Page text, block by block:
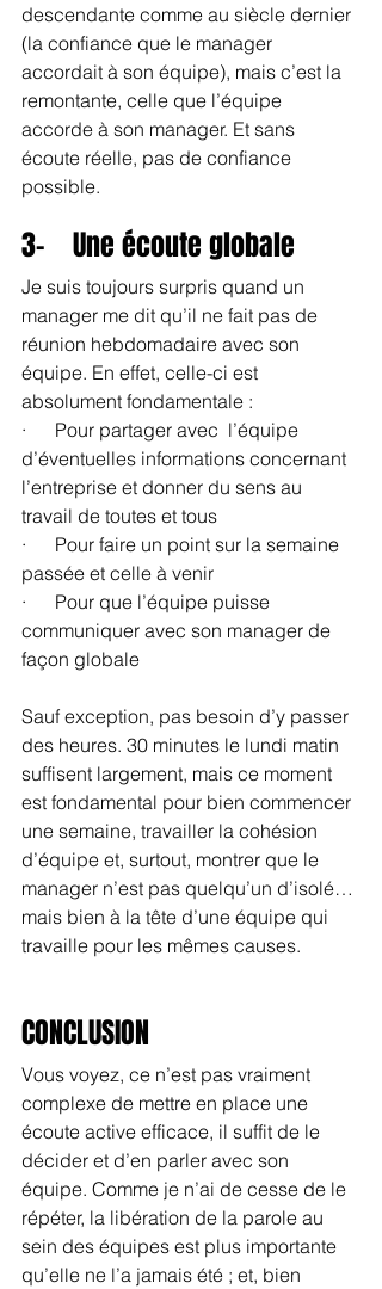
descendante comme au siècle dernier
(la confiance que le manager
accordait à son équipe), mais c’est la
remontante, celle que l’équipe
accorde à son manager. Et sans
écoute réelle, pas de confiance
possible.
3-    Une écoute globale
Je suis toujours surpris quand un
manager me dit qu’il ne fait pas de
réunion hebdomadaire avec son
équipe. En effet, celle-ci est
absolument fondamentale :
·      Pour partager avec  l’équipe
d’éventuelles informations concernant
l’entreprise et donner du sens au
travail de toutes et tous
·      Pour faire un point sur la semaine
passée et celle à venir
·      Pour que l’équipe puisse
communiquer avec son manager de
façon globale
Sauf exception, pas besoin d’y passer
des heures. 30 minutes le lundi matin
suffisent largement, mais ce moment
est fondamental pour bien commencer
une semaine, travailler la cohésion
d’équipe et, surtout, montrer que le
manager n’est pas quelqu’un d’isolé…
mais bien à la tête d’une équipe qui
travaille pour les mêmes causes.
CONCLUSION
Vous voyez, ce n’est pas vraiment
complexe de mettre en place une
écoute active efficace, il suffit de le
décider et d’en parler avec son
équipe. Comme je n’ai de cesse de le
répéter, la libération de la parole au
sein des équipes est plus importante
qu’elle ne l’a jamais été ; et, bien